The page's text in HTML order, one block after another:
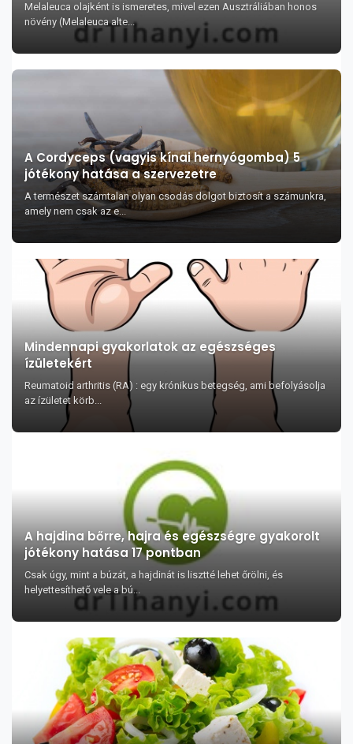
Melaleuca olajként is ismeretes, mivel ezen Ausztráliában honos
növény (Melaleuca alte...
A Cordyceps (vagyis kínai hernyógomba) 5
jótékony hatása a szervezetre
A természet számtalan olyan csodás dolgot biztosít a számunkra,
amely nem csak az e...
Mindennapi gyakorlatok az egészséges
ízületekért
Reumatoid arthritis (RA) : egy krónikus betegség, ami befolyásolja
az ízületet körb...
A hajdina bőrre, hajra és egészségre gyakorolt
jótékony hatása 17 pontban
Csak úgy, mint a búzát, a hajdinát is lisztté lehet őrölni, és
helyettesíthető vele a bú...